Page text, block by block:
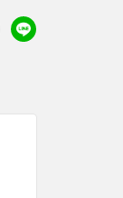
Twitter